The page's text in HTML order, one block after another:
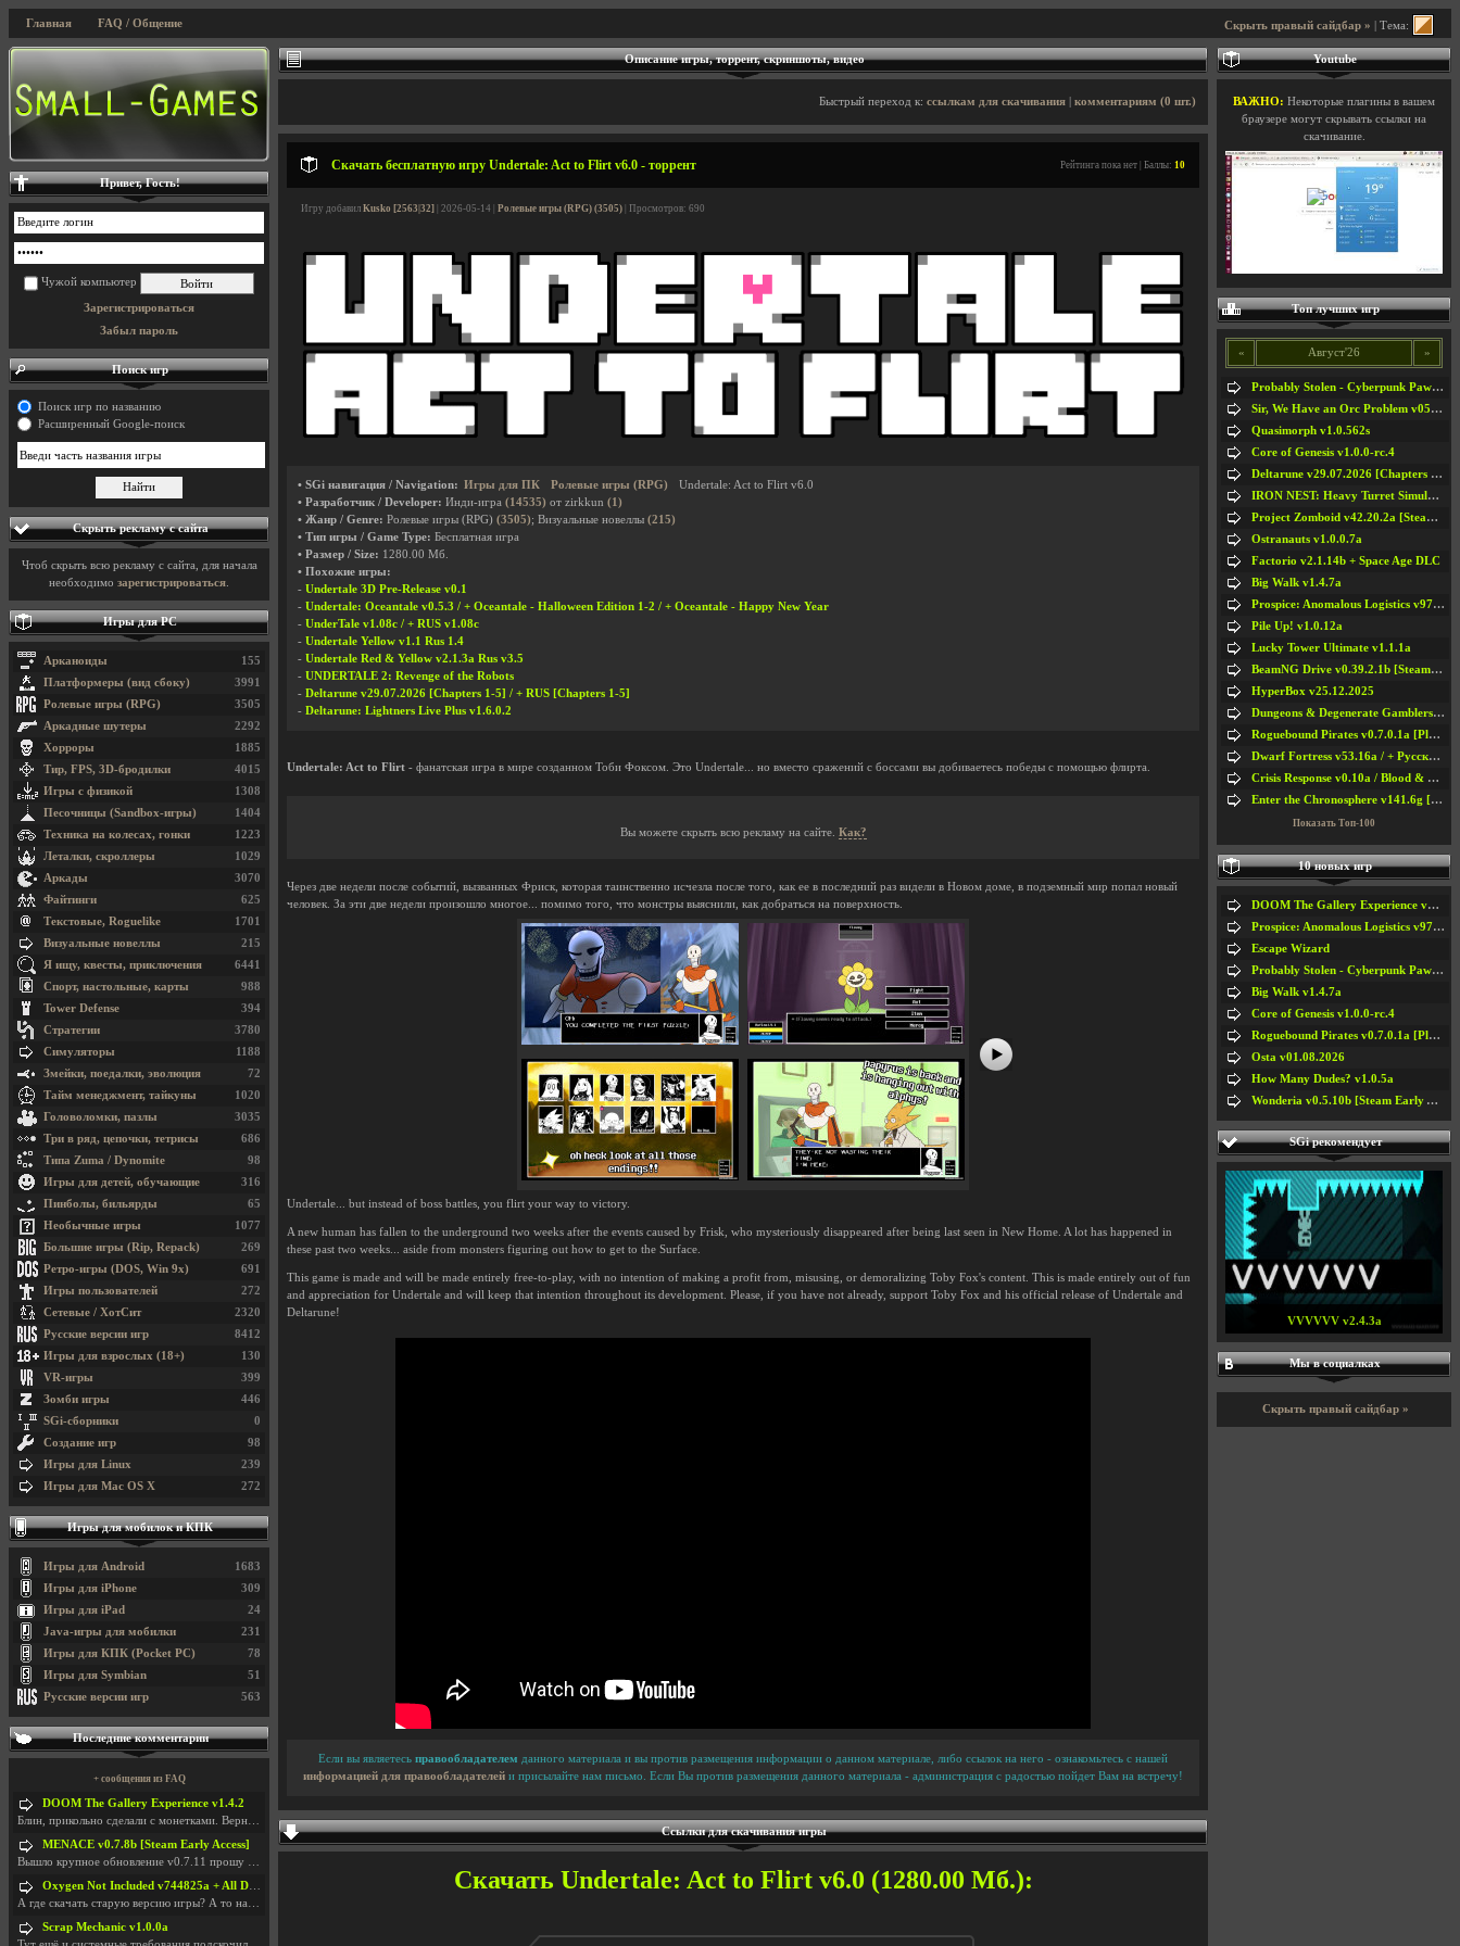
Скрыть правый сайдбар » | Тема:
Главная FAQ / Общение
Описание игры, торрент, скриншоты, видео
Быстрый переход к: ссылкам для скачивания комментариям (0 шт.)
Скачать бесплатную игру Undertale: Act to Flirt v6.0 - торрент Рейтинга пока нет | Баллы: 10
Игру добавил Kusko [2563|32] | 2026-05-14 | Ролевые игры (RPG) (3505) | Просмотров: 690
• SGi навигация / Navigation: Игры для ПК Ролевые игры (RPG)
Undertale: Act to Flirt v6.0
• Разработчик / Developer: Инди-игра (14535) от zirkkun (1)
• Жанр / Genre: Ролевые игры (RPG) (3505); Визуальные новеллы (215)
• Тип игры / Game Type: Бесплатная игра
• Размер / Size: 1280.00 Мб.
• Похожие игры:
- Undertale 3D Pre-Release v0.1
- Undertale: Oceantale v0.5.3 / + Oceantale - Halloween Edition 1-2 / + Oceantale - Happy New Year
- UnderTale v1.08c / + RUS v1.08c
- Undertale Yellow v1.1 Rus 1.4
- Undertale Red & Yellow v2.1.3a Rus v3.5
- UNDERTALE 2: Revenge of the Robots
- Deltarune v29.07.2026 [Chapters 1-5] / + RUS [Chapters 1-5]
- Deltarune: Lightners Live Plus v1.6.0.2
Undertale: Act to Flirt - фанатская игра в мире созданном Тоби Фоксом. Это Undertale... но вместо сражений с боссами вы добиваетесь победы с помощью флирта.
Вы можете скрыть всю рекламу на сайте. Как?
Через две недели после событий, вызванных Фриск, которая таинственно исчезла после того, как ее в последний раз видели в Новом доме, в подземный мир попал новый
человек. За эти две недели произошло многое... помимо того, что монстры выяснили, как добраться на поверхность.
#6
Undertale... but instead of boss battles, you flirt your way to victory.
A new human has fallen to the underground two weeks after the events caused by Frisk, who mysteriously disappeared after being last seen in New Home. A lot has happened in
these past two weeks... aside from monsters figuring out how to get to the Surface.
This game is made and will be made entirely free-to-play, with no intention of making a profit from, misusing, or demoralizing Toby Fox's content. This is made entirely out of fun
and appreciation for Undertale and will keep that intention throughout its development. Please, if you have not already, support Toby Fox and his official release of Undertale and
Deltarune!
Если вы являетесь правообладателем данного материала и вы против размещения информации о данном материале, либо ссылок на него - ознакомьтесь с нашей
информацией для правообладателей и присылайте нам письмо. Если Вы против размещения данного материала - администрация с радостью пойдет Вам на встречу!
Ссылки для скачивания игры
Скачать Undertale: Act to Flirt v6.0 (1280.00 Мб.):
Привет, Гость!
Чужой компьютер
Зарегистрироваться
Забыл пароль
Поиск игр
Поиск игр по названию
Расширенный Google-поиск
Скрыть рекламу с сайта
Чтоб скрыть всю рекламу с сайта, для начала
необходимо зарегистрироваться
Игры для PC
155
Арканоиды
3991
Платформеры (вид сбоку)
3505
Ролевые игры (RPG)
2292
Аркадные шутеры
1885
Хорроры
4015
Тир, FPS, 3D-бродилки
1308
Игры с физикой
1404
Песочницы (Sandbox-игры)
1223
Техника на колесах, гонки
1029
Леталки, скроллеры
3070
Аркады
625
Файтинги
1701
Текстовые, Roguelike
215
Визуальные новеллы
6441
Я ищу, квесты, приключения
988
Спорт, настольные, карты
394
Tower Defense
3780
Стратегии
1188
Симуляторы
72
Змейки, поедалки, эволюция
1020
Тайм менеджмент, тайкуны
3035
Головоломки, пазлы
686
Три в ряд, цепочки, тетрисы
98
Типа Zuma / Dynomite
316
Игры для детей, обучающие
65
Пинболы, бильярды
1077
Необычные игры
269
Большие игры (Rip, Repack)
691
Ретро-игры (DOS, Win 9x)
272
Игры пользователей
2320
Сетевые / ХотСит
8412
Русские версии игр
130
Игры для взрослых (18+)
399
VR-игры
446
Зомби игры
0
SGi-сборники
98
Создание игр
239
Игры для Linux
272
Игры для Mac OS X
Игры для мобилок и КПК
1683
Игры для Android
309
Игры для iPhone
24
Игры для iPad
231
Java-игры для мобилки
78
Игры для КПК (Pocket PC)
51
Игры для Symbian
563
Русские версии игр
Последние комментарии
+ сообщения из FAQ
DOOM The Gallery Experience v1.4.2
Блин, прикольно сделали с монетками. Вернулся в св
MENACE v0.7.8b [Steam Early Access]
Вышло крупное обновление v0.7.11 прошу обновить
Oxygen Not Included v744825a + All DLC
А где скачать старую версию игры? А то на новой но
Scrap Mechanic v1.0.0a
Youtube
ВАЖНО: Некоторые плагины в вашем
браузере могут скрывать ссылки на
скачивание.
Топ лучших игр
« Август'26 »
Probably Stolen - Cyberpunk Pawnshop Simulator v048c [Playtest]
Sir, We Have an Orc Problem v05.08.2026
Quasimorph v1.0.562s
Core of Genesis v1.0.0-rc.4
Deltarune v29.07.2026 [Chapters 1-5] / + RUS [Chapters 1-5]
IRON NEST: Heavy Turret Simulator v1.0a
Project Zomboid v42.20.2a [Steam Early Access]
Ostranauts v1.0.0.7a
Factorio v2.1.14b + Space Age DLC
Big Walk v1.4.7a
Prospice: Anomalous Logistics v97 [Playtest]
Pile Up! v1.0.12a
Lucky Tower Ultimate v1.1.1a
BeamNG Drive v0.39.2.1b [Steam Early Access]
HyperBox v25.12.2025
Dungeons & Degenerate Gamblers v2.0.2a
Roguebound Pirates v0.7.0.1a [Playtest]
Dwarf Fortress v53.16a / + Русская Версия v50.12a
Crisis Response v0.10a / Blood & Bullet
Enter the Chronosphere v141.6g [Steam Early Access]
Показать Топ-100
10 новых игр
DOOM The Gallery Experience v1.4.2
Prospice: Anomalous Logistics v97 [Playtest]
Escape Wizard
Probably Stolen - Cyberpunk Pawnshop Simulator v048c [Playtest]
Big Walk v1.4.7a
Core of Genesis v1.0.0-rc.4
Roguebound Pirates v0.7.0.1a [Playtest]
Osta v01.08.2026
How Many Dudes? v1.0.5a
Wonderia v0.5.10b [Steam Early Access]
SGi рекомендует
VVVVVV v2.4.3a
Мы в социалках
Скрыть правый сайдбар »